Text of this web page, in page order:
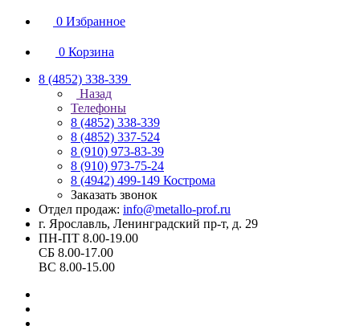
0 Избранное
0 Корзина
8 (4852) 338-339
Назад
Телефоны
8 (4852) 338-339
8 (4852) 337-524
8 (910) 973-83-39
8 (910) 973-75-24
8 (4942) 499-149 Кострома
Заказать звонок
Отдел продаж: info@metallo-prof.ru
г. Ярославль, Ленинградский пр-т, д. 29
ПН-ПТ 8.00-19.00
СБ 8.00-17.00
ВС 8.00-15.00